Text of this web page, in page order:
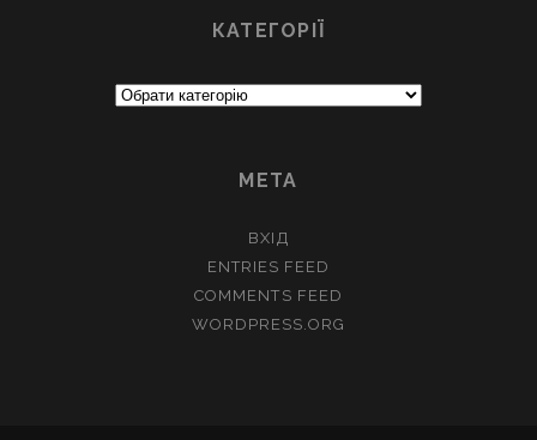
КАТЕГОРІЇ
МЕТА
ВХІД
ENTRIES FEED
COMMENTS FEED
WORDPRESS.ORG